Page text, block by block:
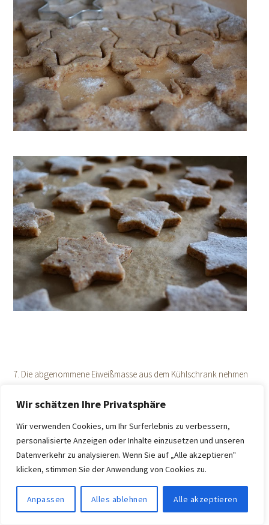
Wir schätzen Ihre Privatsphäre
Wir verwenden Cookies, um Ihr Surferlebnis zu verbessern,
personalisierte Anzeigen oder Inhalte einzusetzen und unseren
Datenverkehr zu analysieren. Wenn Sie auf „Alle akzeptieren"
klicken, stimmen Sie der Anwendung von Cookies zu.
Anpassen Alles ablehnen Alle akzeptieren
7. Die abgenommene Eiweißmasse aus dem Kühlschrank nehmen
8. Die bestrichenen Sterne läßt man nun bei Zimmertemperatur, am
besten über Nacht, trocknen.